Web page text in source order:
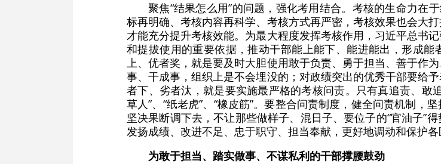
聚焦“结果怎么用”的问题，强化考用结合。考核的生命力在
标再明确、考核内容再科学、考核方式再严密，考核效果也会大
才能充分提升考核效能。为最大程度发挥考核作用，习近平总书
和提拔使用的重要依据，推动干部能上能下、能进能出，形成
上、优者奖，就是要及时大胆使用敢于负责、勇于担当、善于作
事、干成事，组织上是不会埋没的；对政绩突出的优秀干部要给
者下、劣者汰，就是要实施最严格的考核问责。只有真追责、敢
草人”、“纸老虎”、“橡皮筋”。要整合问责制度，健全问责机制，
坚决果断调下去，不让那些做样子、混日子、要位子的“官油子”
发扬成绩、改进不足、忠于职守、担当奉献，更好地调动和保护各
为敢于担当、踏实做事、不谋私利的干部撑腰鼓劲